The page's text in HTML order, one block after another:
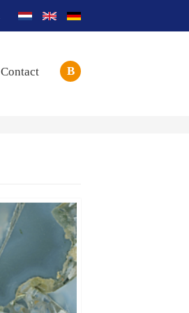
Contact B